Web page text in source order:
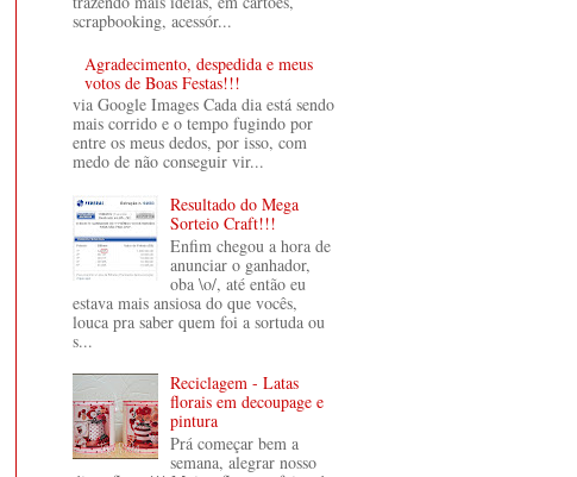
scrapbooking, acessór...
Agradecimento, despedida e meus
votos de Boas Festas!!!
via Google Images Cada dia está sendo
mais corrido e o tempo fugindo por
entre os meus dedos, por isso, com
medo de não conseguir vir...
Resultado do Mega
Sorteio Craft!!!
Enfim chegou a hora de
anunciar o ganhador,
oba \o/, até então eu
estava mais ansiosa do que vocês,
louca pra saber quem foi a sortuda ou
s...
Reciclagem - Latas
florais em decoupage e
pintura
Prá começar bem a
semana, alegrar nosso